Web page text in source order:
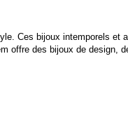
Ces bijoux intemporels
offre des bijoux de design,